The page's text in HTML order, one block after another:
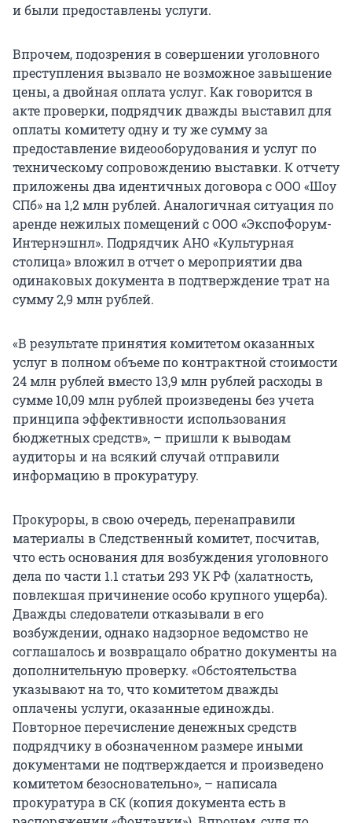
и были предоставлены услуги.
Впрочем, подозрения в совершении уголовного
преступления вызвало не возможное завышение
цены, а двойная оплата услуг. Как говорится в
акте проверки, подрядчик дважды выставил для
оплаты комитету одну и ту же сумму за
предоставление видеооборудования и услуг по
техническому сопровождению выставки. К отчету
приложены два идентичных договора с ООО «Шоу
СПб» на 1,2 млн рублей. Аналогичная ситуация по
аренде нежилых помещений с ООО «ЭкспоФорум-
Интернэшнл». Подрядчик АНО «Культурная
столица» вложил в отчет о мероприятии два
одинаковых документа в подтверждение трат на
сумму 2,9 млн рублей.
«В результате принятия комитетом оказанных
услуг в полном объеме по контрактной стоимости
24 млн рублей вместо 13,9 млн рублей расходы в
сумме 10,09 млн рублей произведены без учета
принципа эффективности использования
бюджетных средств», – пришли к выводам
аудиторы и на всякий случай отправили
информацию в прокуратуру.
Прокуроры, в свою очередь, перенаправили
материалы в Следственный комитет, посчитав,
что есть основания для возбуждения уголовного
дела по части 1.1 статьи 293 УК РФ (халатность,
повлекшая причинение особо крупного ущерба).
Дважды следователи отказывали в его
возбуждении, однако надзорное ведомство не
соглашалось и возвращало обратно документы на
дополнительную проверку. «Обстоятельства
указывают на то, что комитетом дважды
оплачены услуги, оказанные единожды.
Повторное перечисление денежных средств
подрядчику в обозначенном размере иными
документами не подтверждается и произведено
комитетом безосновательно», – написала
прокуратура в СК (копия документа есть в